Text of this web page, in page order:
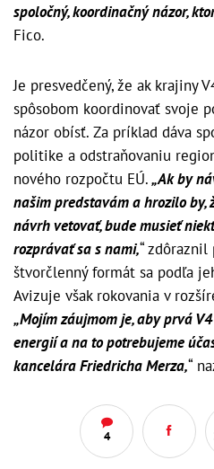
spoločný, koordinačný názor,
Fico.
Je presvedčený, že ak krajiny
spôsobom koordinovať svoje
názor obísť. Za príklad dáva
politike a odstraňovaniu
nového rozpočtu EÚ.„Ak by
našim predstavám a hrozilo by,
návrh vetovať, bude musieť
rozprávať sa s nami,“ zdôraznil
štvorčlenný formát sa podľa
Avizuje však rokovania v
„Mojím záujmom je, aby prvá
energií a na to potrebujeme
kancelára Friedricha Merza,“
4